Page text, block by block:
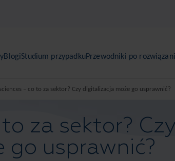
BlogiStudium przypadkuPrzewodniki po
– co to za sektor? Czy digitalizacja może go usprawnić?
za sektor? Czy
usprawnić?